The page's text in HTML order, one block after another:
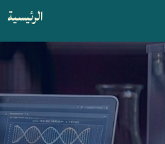
الرئيسية